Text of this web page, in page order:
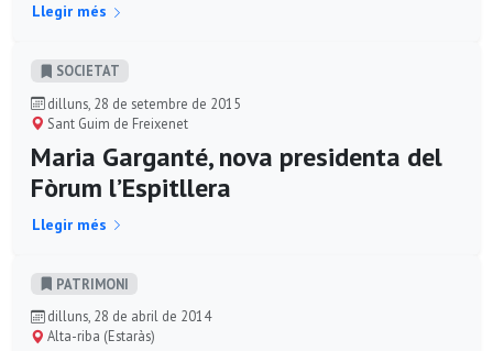
Llegir més
SOCIETAT
dilluns, 28 de setembre de 2015
Sant Guim de Freixenet
Maria Garganté, nova presidenta del
Fòrum l’Espitllera
Llegir més
PATRIMONI
dilluns, 28 de abril de 2014
Alta-riba (Estaràs)